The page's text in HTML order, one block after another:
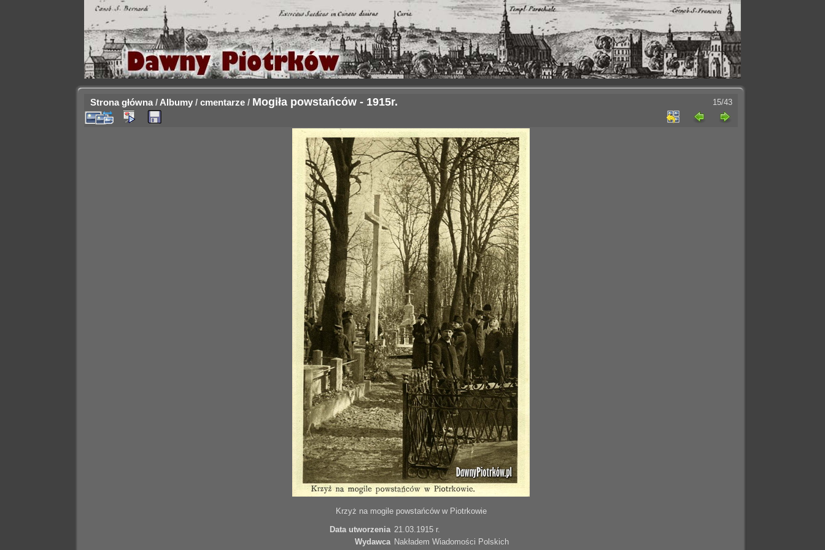
Strona główna / Albumy / cmentarze / Mogiła powstańców - 1915r. 15/43
Krzyż na mogile powstańców w Piotrkowie
Data utworzenia 21.03.1915 r.
Wydawca Nakładem Wiadomości Polskich